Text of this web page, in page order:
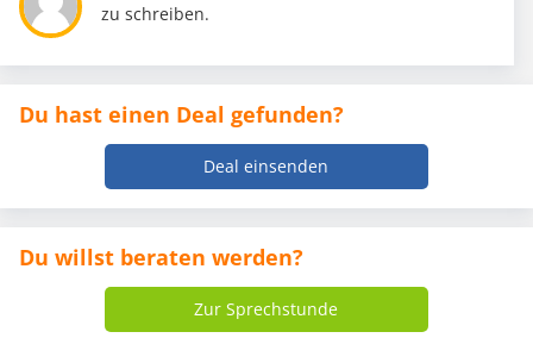
zu schreiben.
Du hast einen Deal gefunden?
Deal einsenden
Du willst beraten werden?
Zur Sprechstunde